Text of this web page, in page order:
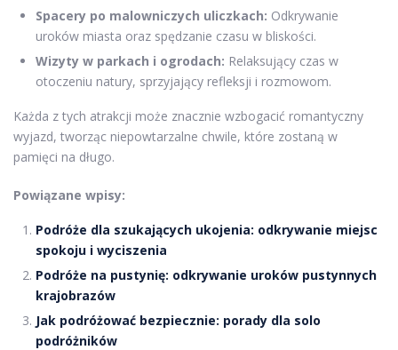
Spacery po malowniczych uliczkach: Odkrywanie
uroków miasta oraz spędzanie czasu w bliskości.
Wizyty w parkach i ogrodach: Relaksujący czas w
otoczeniu natury, sprzyjający refleksji i rozmowom.
Każda z tych atrakcji może znacznie wzbogacić romantyczny
wyjazd, tworząc niepowtarzalne chwile, które zostaną w
pamięci na długo.
Powiązane wpisy:
Podróże dla szukających ukojenia: odkrywanie miejsc
spokoju i wyciszenia
Podróże na pustynię: odkrywanie uroków pustynnych
krajobrazów
Jak podróżować bezpiecznie: porady dla solo
podróżników